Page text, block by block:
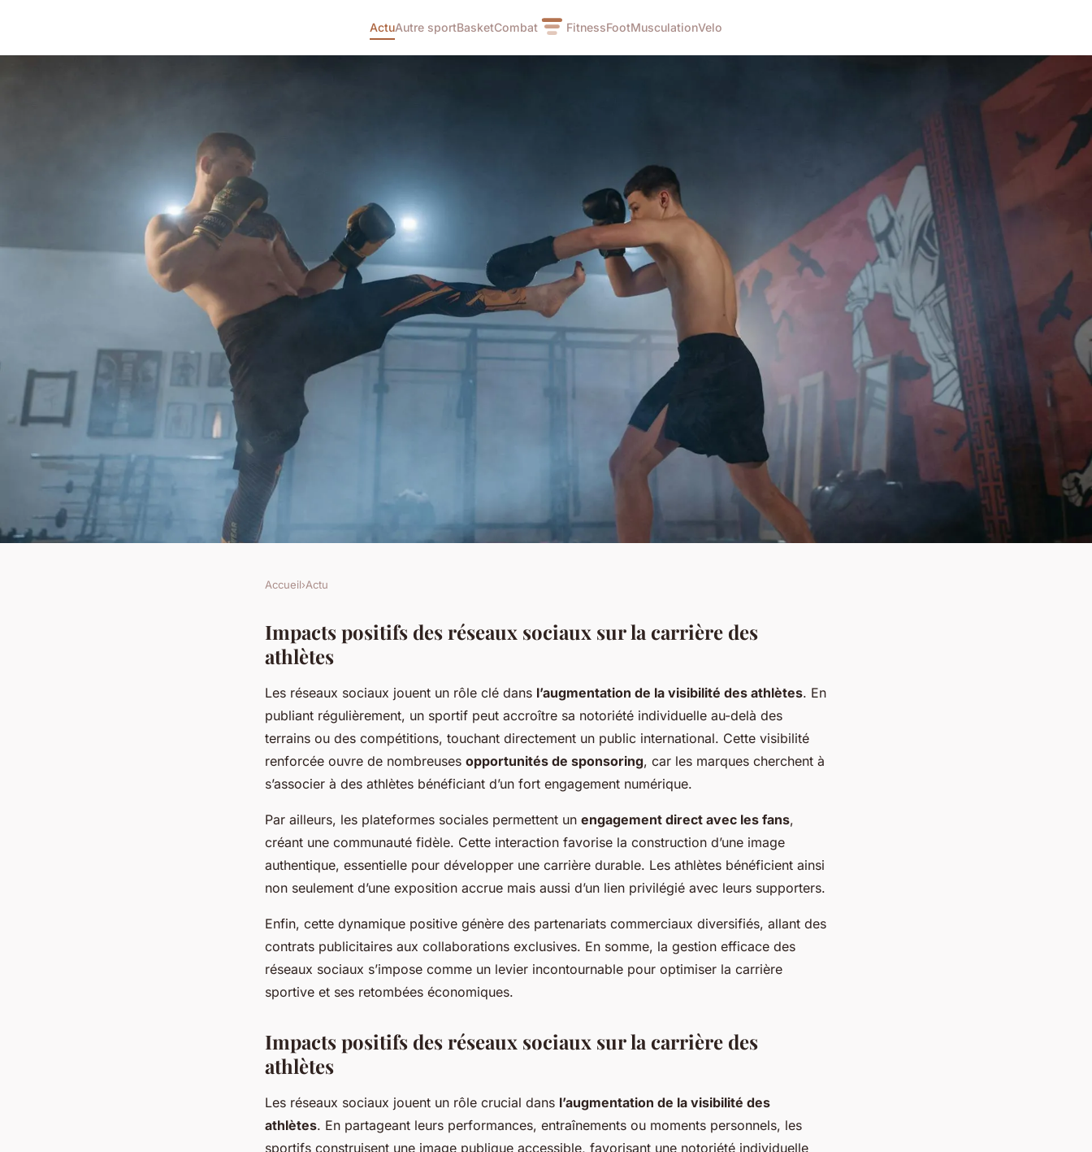
ActuAutre sportBasketCombat FitnessFootMusculationVelo
Quels sont les effets des réseaux
sociaux sur la carrière des athlètes ?
Accueil›Actu
Impacts positifs des réseaux sociaux sur la carrière des
athlètes
Les réseaux sociaux jouent un rôle clé dans l’augmentation de la visibilité des athlètes. En
publiant régulièrement, un sportif peut accroître sa notoriété individuelle au-delà des
terrains ou des compétitions, touchant directement un public international. Cette visibilité
renforcée ouvre de nombreuses opportunités de sponsoring, car les marques cherchent à
s’associer à des athlètes bénéficiant d’un fort engagement numérique.
Par ailleurs, les plateformes sociales permettent un engagement direct avec les fans,
créant une communauté fidèle. Cette interaction favorise la construction d’une image
authentique, essentielle pour développer une carrière durable. Les athlètes bénéficient ainsi
non seulement d’une exposition accrue mais aussi d’un lien privilégié avec leurs supporters.
Enfin, cette dynamique positive génère des partenariats commerciaux diversifiés, allant des
contrats publicitaires aux collaborations exclusives. En somme, la gestion efficace des
réseaux sociaux s’impose comme un levier incontournable pour optimiser la carrière
sportive et ses retombées économiques.
Impacts positifs des réseaux sociaux sur la carrière des
athlètes
Les réseaux sociaux jouent un rôle crucial dans l’augmentation de la visibilité des
athlètes. En partageant leurs performances, entraînements ou moments personnels, les
sportifs construisent une image publique accessible, favorisant une notoriété individuelle